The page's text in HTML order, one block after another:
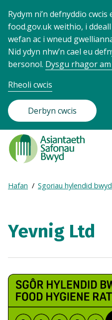
Rydym ni’n defnyddio
food.gov.uk weithio, i
wefan ac i wneud
Nid ydyn nhw’n cael eu
bersonol. Dysgu rhagor
Rheoli cwcis
Derbyn cwcis
Food
Standards
Agency
Frontpage
Breadcrumb
Expand
breadcrumb
Hafan Sgoriau hylendid bwyd
Yevnig Ltd